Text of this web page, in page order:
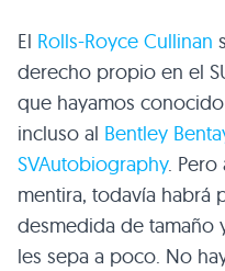
El Rolls-Royce Cullinan
derecho propio en el
que hayamos
incluso al Bentley
SVAutobiography.
mentira, todavía habrá
desmedida de tamaño
les sepa a poco. No